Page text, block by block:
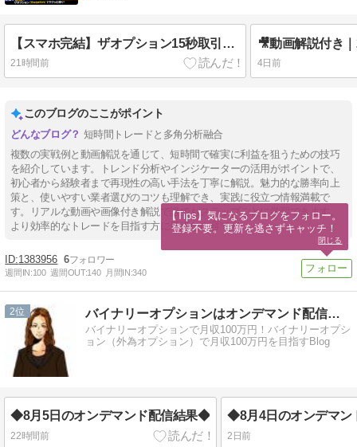
【スマホ完結】ザオプション15秒取引で1分未満に21,000円!? 高勝率トレード手法と人気沸騰の理由を徹底解説！
21時間前 4日前
このブログのここがポイント
短時間トレードと多角分析融合
複数の実戦例と動画解説を通じて、短時間で確実に利益を狙うための技巧
を紹介しています。トレンド分析やインジケーターの活用がポイントで、
初心者から経験者まで再現性の高い手法を丁寧に解説。魅力的な勝率向上
策と、使いやすい業者選びのコツも理解でき、実践に役立つ情報満載で
す。リアルな動画や画像付き解説で誰でもステップごとに学習できます。
より効率的なトレードを目指す方に最適な内容です。
1383956 6
週間IN:100 週間OUT:140 月間IN:340
2 バイナリーオプションはオンデマンド配信で！
バイナリーオプションで月収100万円！バイナリーオプシ
ョン（外為オプション）で月収100万円を目指すBlog
◆8月5日のオンデマンド配信結果◆
22時間前
◆8月4日のオンデマ
2日前
【Tips】気になるブログをフォロー。
登録不要。更新を逃さずキャッチ！
閉じる